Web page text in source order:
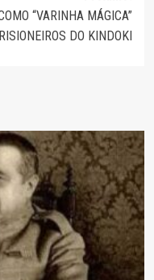
“VARINHA MÁGICA”
DO KINDOKI